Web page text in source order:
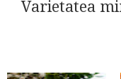
Varietatea